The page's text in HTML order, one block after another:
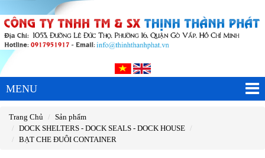
MENU
Trang Chủ
Sản phẩm
DOCK SHELTERS - DOCK SEALS - DOCK HOUSE
BẠT CHE ĐUÔI CONTAINER